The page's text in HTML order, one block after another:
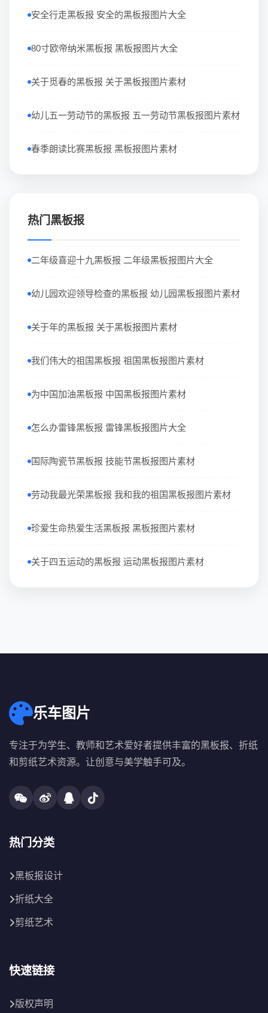
安全行走黑板报 安全的黑板报图片大全
80寸欧帝纳米黑板报 黑板报图片大全
关于觅春的黑板报 关于黑板报图片素材
幼儿五一劳动节的黑板报 五一劳动节黑板报图片素材
春季朗读比赛黑板报 黑板报图片素材
热门黑板报
二年级喜迎十九黑板报 二年级黑板报图片大全
幼儿园欢迎领导检查的黑板报 幼儿园黑板报图片素材
关于年的黑板报 关于黑板报图片素材
我们伟大的祖国黑板报 祖国黑板报图片素材
为中国加油黑板报 中国黑板报图片素材
怎么办雷锋黑板报 雷锋黑板报图片大全
国际陶瓷节黑板报 技能节黑板报图片素材
劳动我最光荣黑板报 我和我的祖国黑板报图片素材
珍爱生命热爱生活黑板报 黑板报图片素材
关于四五运动的黑板报 运动黑板报图片素材
乐车图片
专注于为学生、教师和艺术爱好者提供丰富的黑板报、折纸
和剪纸艺术资源。让创意与美学触手可及。
热门分类
黑板报设计
折纸大全
剪纸艺术
快速链接
版权声明